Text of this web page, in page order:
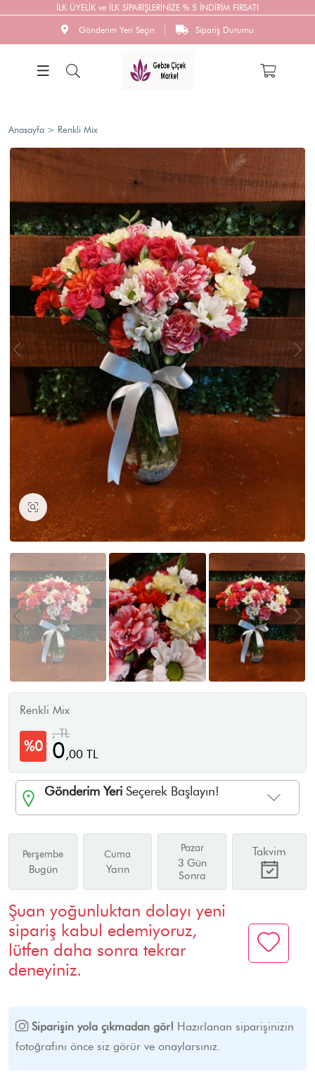
İLK ÜYELİK ve İLK SİPARİŞLERİNİZE % 5 İNDİRİM FIRSATI
Gönderim Yeri Seçin Sipariş Durumu
Anasayfa > Renkli Mix
Renkli Mix
%0
, TL
0,00 TL
Gönderim Yeri Seçerek Başlayın!
Perşembe
Bugün
Cuma
Yarın
Pazar
3 Gün
Sonra
Takvim
Şuan yoğunluktan dolayı yeni
sipariş kabul edemiyoruz,
lütfen daha sonra tekrar
deneyiniz.
Siparişin yola çıkmadan gör! Hazırlanan siparişinizin
fotoğrafını önce siz görür ve onaylarsınız.